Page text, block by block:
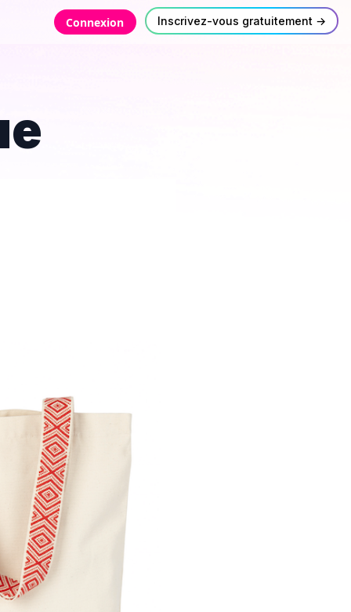
Connexion Inscrivez-vous gratuitement →